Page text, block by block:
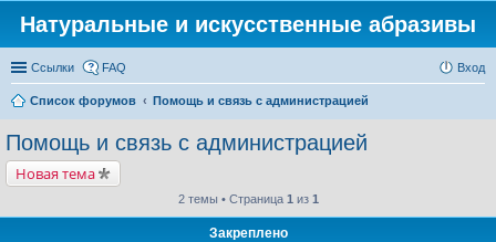
Натуральные и искусственные абразивы
Ссылки FAQ Вход
Список форумов Помощь и связь с администрацией
Помощь и связь с администрацией
Новая тема
2 темы • Страница 1 из 1
Закреплено